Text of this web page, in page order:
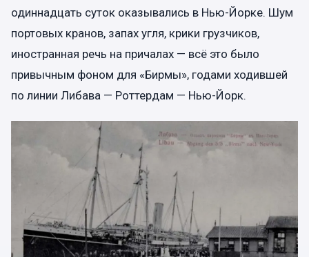
одиннадцать суток оказывались в Нью-Йорке. Шум
портовых кранов, запах угля, крики грузчиков,
иностранная речь на причалах — всё это было
привычным фоном для «Бирмы», годами ходившей
по линии Либава — Роттердам — Нью-Йорк.